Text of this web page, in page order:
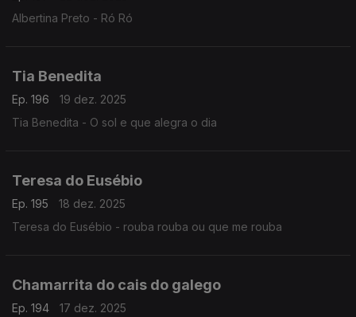
Albertina Preto - Ró Ró
Tia Benedita
Ep. 196
19 dez. 2025
Tia Benedita - O sol e que alegra o dia
Teresa do Eusébio
Ep. 195
18 dez. 2025
Teresa do Eusébio - rouba rouba ou que me rouba
Chamarrita do cais do galego
Ep. 194
17 dez. 2025